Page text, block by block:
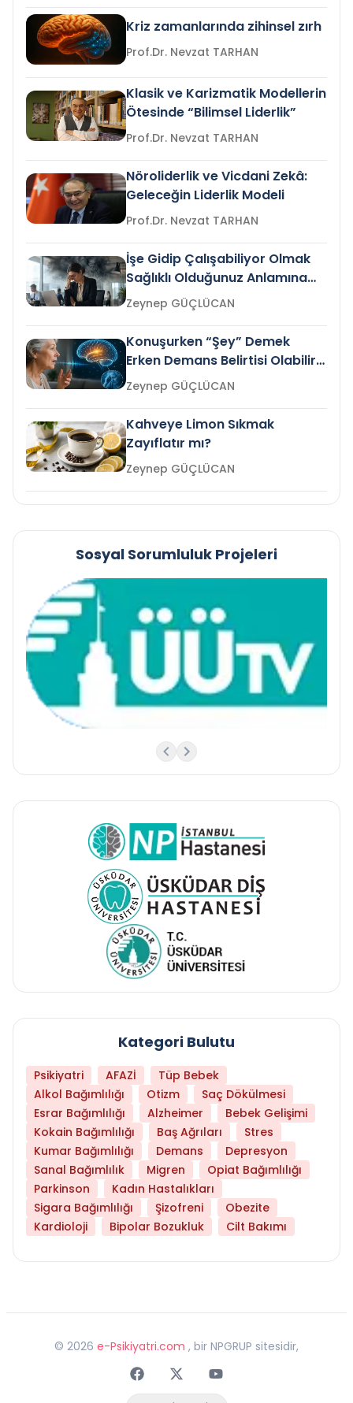
Kriz zamanlarında zihinsel zırh
Prof.Dr. Nevzat TARHAN
Klasik ve Karizmatik Modellerin
Ötesinde “Bilimsel Liderlik”
Prof.Dr. Nevzat TARHAN
Nöroliderlik ve Vicdani Zekâ:
Geleceğin Liderlik Modeli
Prof.Dr. Nevzat TARHAN
İşe Gidip Çalışabiliyor Olmak
Sağlıklı Olduğunuz Anlamına
Gelir mi?Zeynep GÜÇLÜCAN
Konuşurken “Şey” Demek
Erken Demans Belirtisi Olabilir
mi?
Zeynep GÜÇLÜCAN
Kahveye Limon Sıkmak
Zayıflatır mı?
Zeynep GÜÇLÜCAN
Sosyal Sorumluluk Projeleri
Kategori Bulutu
Psikiyatri AFAZİ
Tüp Bebek
Alkol Bağımlılığı
Otizm
Saç Dökülmesi
Esrar Bağımlılığı
Alzheimer
Bebek Gelişimi
Kokain Bağımlılığı
Baş Ağrıları
Stres
Kumar Bağımlılığı
Demans
Depresyon
Sanal Bağımlılık
Migren
Opiat Bağımlılığı
Parkinson
Kadın Hastalıkları
Sigara Bağımlılığı
Şizofreni
Obezite
Kardioloji
Bipolar Bozukluk Cilt Bakımı
© 2026 e-Psikiyatri.com , bir NPGRUP sitesidir,
FaceebokTwitterYoutube